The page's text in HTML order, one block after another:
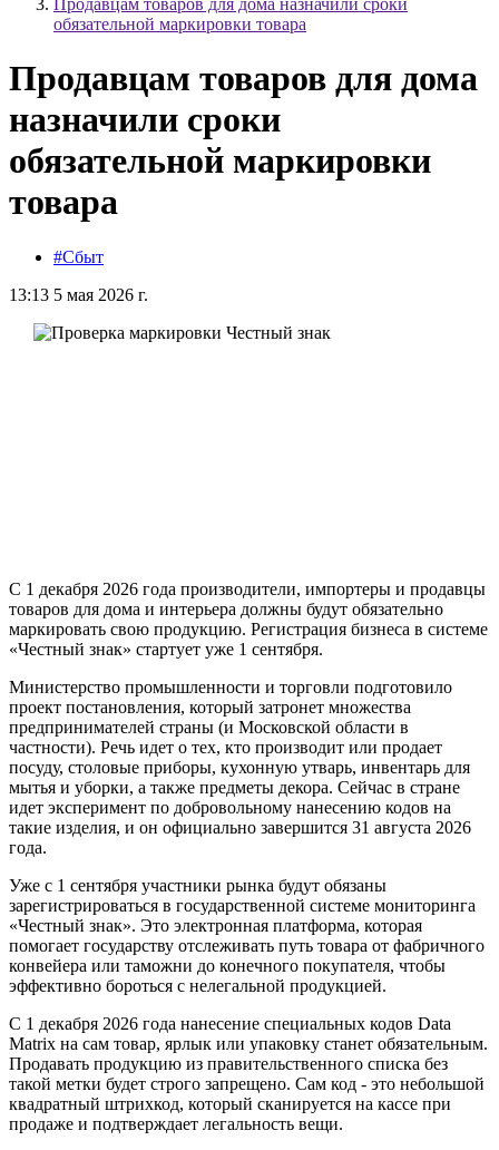
Продавцам товаров для дома назначили сроки
обязательной маркировки товара
Продавцам товаров для дома
назначили сроки
обязательной маркировки
товара
#Сбыт
13:13 5 мая 2026 г.
С 1 декабря 2026 года производители, импортеры и продавцы
товаров для дома и интерьера должны будут обязательно
маркировать свою продукцию. Регистрация бизнеса в системе
«Честный знак» стартует уже 1 сентября.
Министерство промышленности и торговли подготовило
проект постановления, который затронет множества
предпринимателей страны (и Московской области в
частности). Речь идет о тех, кто производит или продает
посуду, столовые приборы, кухонную утварь, инвентарь для
мытья и уборки, а также предметы декора. Сейчас в стране
идет эксперимент по добровольному нанесению кодов на
такие изделия, и он официально завершится 31 августа 2026
года.
Уже с 1 сентября участники рынка будут обязаны
зарегистрироваться в государственной системе мониторинга
«Честный знак». Это электронная платформа, которая
помогает государству отслеживать путь товара от фабричного
конвейера или таможни до конечного покупателя, чтобы
эффективно бороться с нелегальной продукцией.
С 1 декабря 2026 года нанесение специальных кодов Data
Matrix на сам товар, ярлык или упаковку станет обязательным.
Продавать продукцию из правительственного списка без
такой метки будет строго запрещено. Сам код - это небольшой
квадратный штрихкод, который сканируется на кассе при
продаже и подтверждает легальность вещи.